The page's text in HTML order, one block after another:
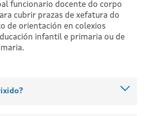
funcionario docente do corpo
cubrir prazas de xefatura do
de orientación en colexios
infantil e primaria ou de